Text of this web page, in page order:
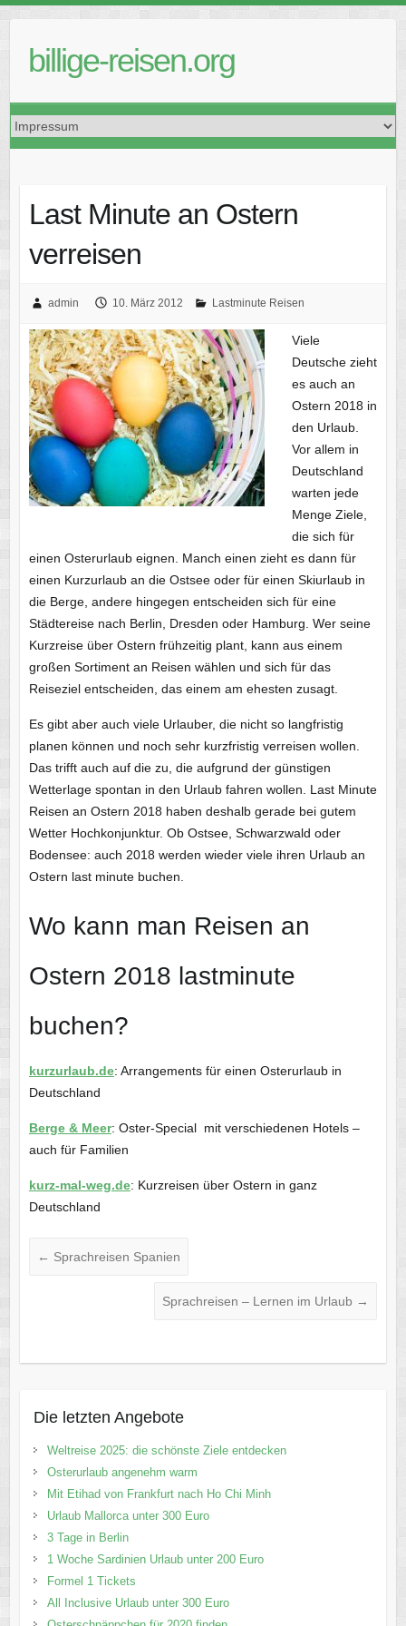
contentbillige-reisen.org
Last Minute an Ostern
verreisen
admin 10. März 2012 Lastminute Reisen
Viele
Deutsche zieht
es auch an
Ostern 2018 in
den Urlaub.
Vor allem in
Deutschland
warten jede
Menge Ziele,
die sich für
einen Osterurlaub eignen. Manch einen zieht es dann für
einen Kurzurlaub an die Ostsee oder für einen Skiurlaub in
die Berge, andere hingegen entscheiden sich für eine
Städtereise nach Berlin, Dresden oder Hamburg. Wer seine
Kurzreise über Ostern frühzeitig plant, kann aus einem
großen Sortiment an Reisen wählen und sich für das
Reiseziel entscheiden, das einem am ehesten zusagt.
Es gibt aber auch viele Urlauber, die nicht so langfristig
planen können und noch sehr kurzfristig verreisen wollen.
Das trifft auch auf die zu, die aufgrund der günstigen
Wetterlage spontan in den Urlaub fahren wollen. Last Minute
Reisen an Ostern 2018 haben deshalb gerade bei gutem
Wetter Hochkonjunktur. Ob Ostsee, Schwarzwald oder
Bodensee: auch 2018 werden wieder viele ihren Urlaub an
Ostern last minute buchen.
Wo kann man Reisen an
Ostern 2018 lastminute
buchen?
kurzurlaub.de: Arrangements für einen Osterurlaub in
Deutschland
Berge & Meer: Oster-Special mit verschiedenen Hotels –
auch für Familien
kurz-mal-weg.de: Kurzreisen über Ostern in ganz
Deutschland
← Sprachreisen Spanien
Sprachreisen – Lernen im Urlaub →
Die letzten Angebote
Weltreise 2025: die schönste Ziele entdecken
Osterurlaub angenehm warm
Mit Etihad von Frankfurt nach Ho Chi Minh
Urlaub Mallorca unter 300 Euro
3 Tage in Berlin
1 Woche Sardinien Urlaub unter 200 Euro
Formel 1 Tickets
All Inclusive Urlaub unter 300 Euro